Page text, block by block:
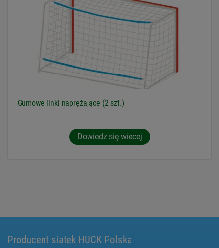
Gumowe linki naprężające (2 szt.)
Dowiedz się wiecej
Producent siatek HUCK Polska